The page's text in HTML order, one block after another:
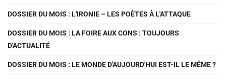
DOSSIER DU MOIS : L'IRONIE – LES POÈTES À L'ATTAQUE
DOSSIER DU MOIS : LA FOIRE AUX CONS : TOUJOURS
D'ACTUALITÉ
DOSSIER DU MOIS : LE MONDE D'AUJOURD'HUI EST-IL LE MÊME ?